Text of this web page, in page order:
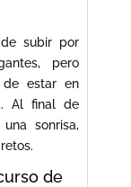
de subir por
pero
estar en
Al final de
sonrisa,
de